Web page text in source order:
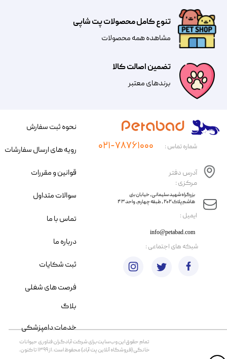
تضمین اصالت کالا
​​برندهای معتبر​​​​​​​
تنوع کامل محصولات پت شاپی
مشاهده همه محصولات
​ایمیل :
آدرس دفتر
مرکزی :
info@petabad.com
​​بزرگراه شهید سلیمانی، خیابان بنی
هاشم پلاک ۲۰۲ ، طبقه چهارم، واحد ۴۳
شماره تماس : ۰۲۱-۷۸۷۶۱۰۰۰
تمام حقوق اين وب‌سايت برای شرکت آبادگران فناوری حیوانات
خانگی (فروشگاه آنلاین پت آباد) محفوظ است. از ۱۳۹۹ تا کنون.
نحوه ثبت سفارش
رویه های ارسال سفارشات
قوانین و مقررات
سوالات متداول
تماس با ما
درباره ما
ثبت شکایات
فرصت های شغلی
​شبکه های اجتماعی :
بلاگ
خدمات دامپزشکی